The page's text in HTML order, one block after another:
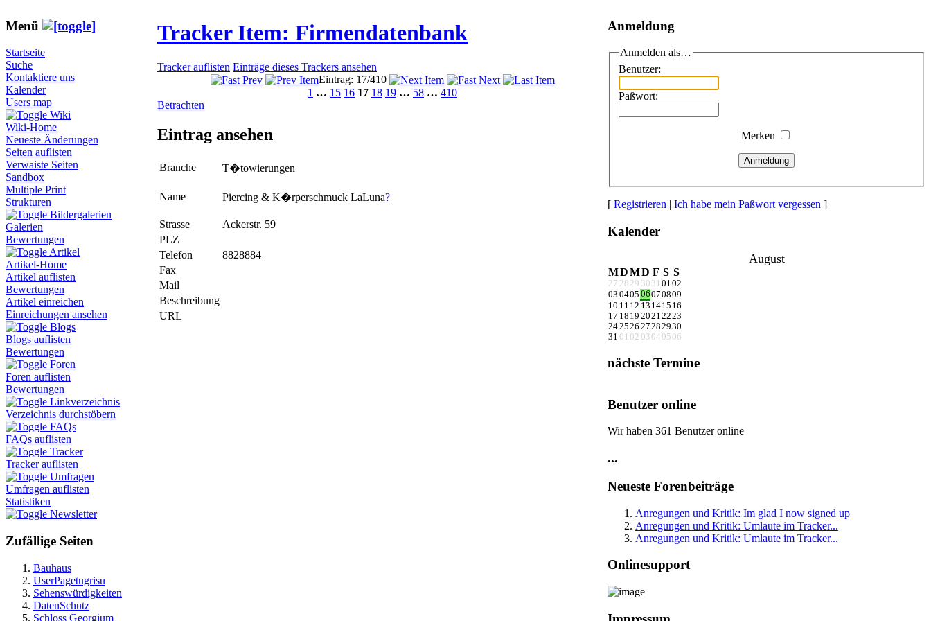
Menü
Startseite
Suche
Kontaktiere uns
Kalender
Users map
Wiki
Wiki-Home
Neueste Änderungen
Seiten auflisten
Verwaiste Seiten
Sandbox
Multiple Print
Strukturen
Bildergalerien
Galerien
Bewertungen
Artikel
Artikel-Home
Artikel auflisten
Bewertungen
Artikel einreichen
Einreichungen ansehen
Blogs
Blogs auflisten
Bewertungen
Foren
Foren auflisten
Bewertungen
Linkverzeichnis
Verzeichnis durchstöbern
FAQs
FAQs auflisten
Tracker
Tracker auflisten
Umfragen
Umfragen auflisten
Statistiken
Newsletter
Zufällige Seiten
Bauhaus
UserPagetugrisu
Sehenswürdigkeiten
DatenSchutz
Schloss Georgium
Tracker Item: Firmendatenbank
Tracker auflisten Einträge dieses Trackers ansehen
Eintrag: 17/410
1 … 15 16 17 18 19 … 58 … 410
Betrachten
Eintrag ansehen
Branche T�towierungen
Name Piercing & K�rperschmuck LaLuna?
Strasse
Ackerstr. 59
PLZ
Telefon
8828884
Fax
Mail
Beschreibung
URL
Anmeldung
Anmelden als…
Benutzer:
Paßwort:
Merken
Anmeldung
[ Registrieren | Ich habe mein Paßwort vergessen ]
Kalender
August
MDMD F S S
27 28 29 30 31 0102
03 0405 06070809
10 11 12 13 1415 16
17 18 19 20212223
242526 27282930
31 01 02 03 04 05 06
nächste Termine
Benutzer online
Wir haben 361 Benutzer online
...
Neueste Forenbeiträge
Anregungen und Kritik: Im glad I now signed up
Anregungen und Kritik: Umlaute im Tracker...
Anregungen und Kritik: Umlaute im Tracker...
Onlinesupport